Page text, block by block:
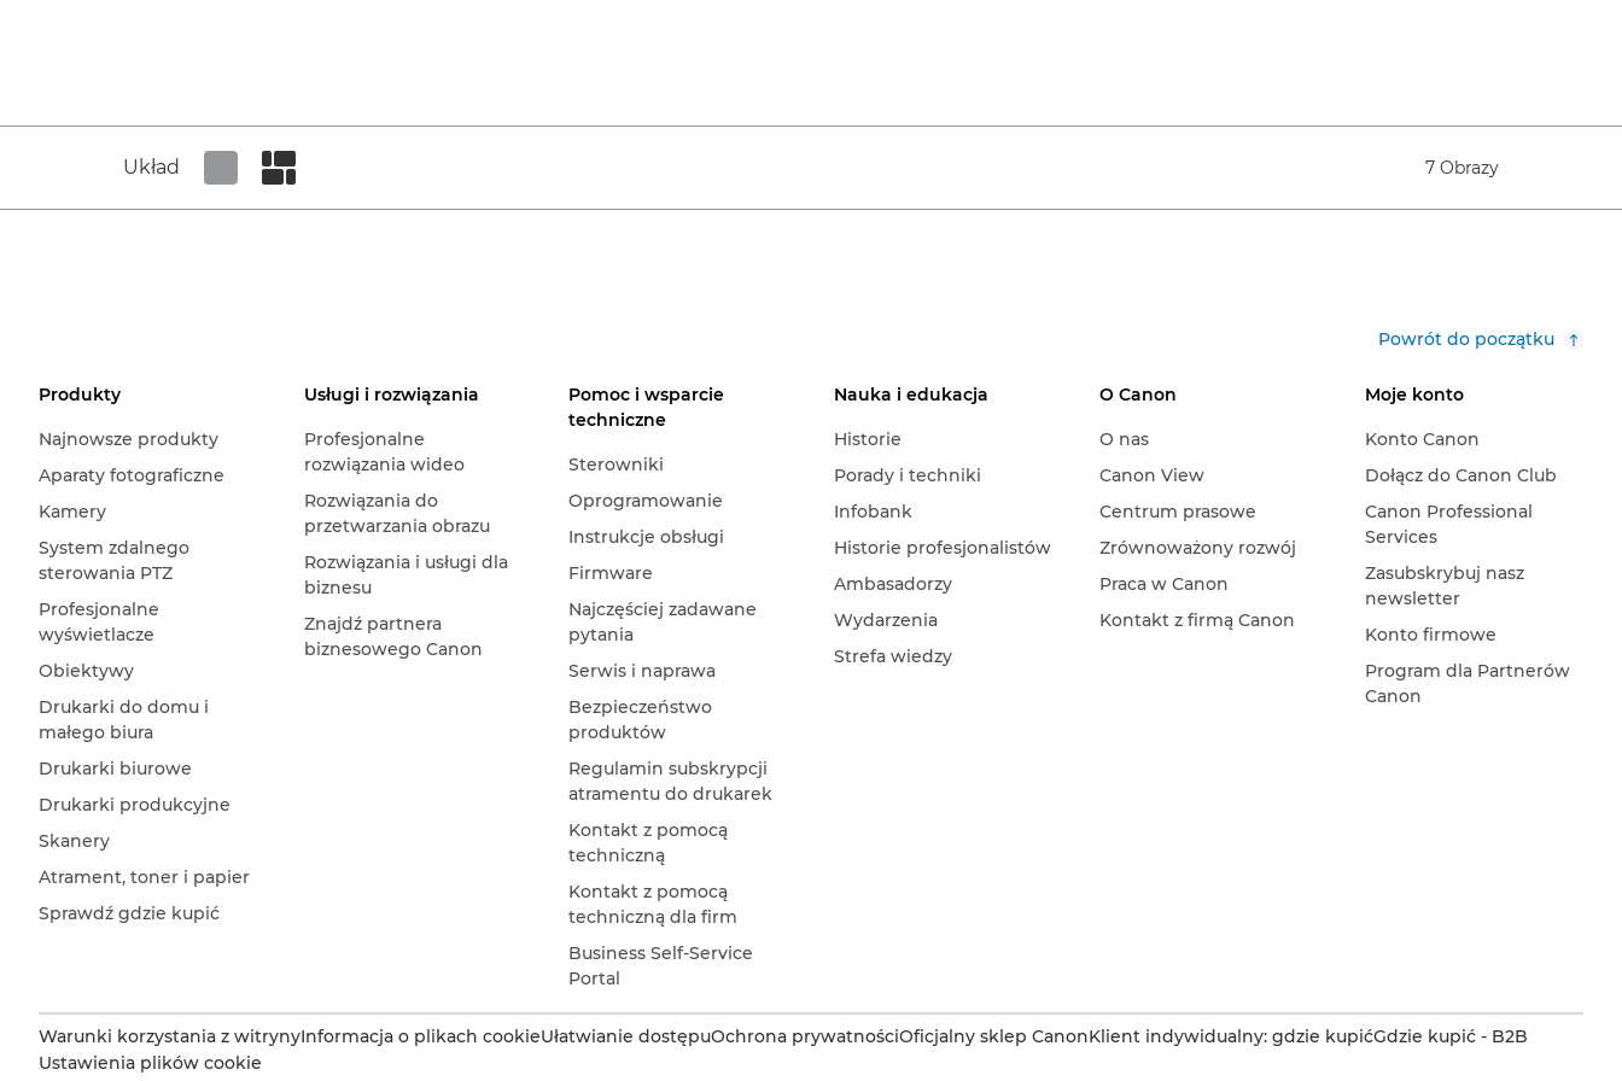
Układ 7 Obrazy
Powrót do początku
Produkty
Najnowsze produkty
Aparaty fotograficzne
Kamery
System zdalnego
sterowania PTZ
Profesjonalne
wyświetlacze
Obiektywy
Drukarki do domu i
małego biura
Drukarki biurowe
Drukarki produkcyjne
Skanery
Atrament, toner i papier
Sprawdź gdzie kupić
Usługi i rozwiązania
Profesjonalne
rozwiązania wideo
Rozwiązania do
przetwarzania obrazu
Rozwiązania i usługi dla
biznesu
Znajdź partnera
biznesowego Canon
Pomoc i wsparcie
techniczne
Sterowniki
Oprogramowanie
Instrukcje obsługi
Firmware
Najczęściej zadawane
pytania
Serwis i naprawa
Bezpieczeństwo
produktów
Regulamin subskrypcji
atramentu do drukarek
Kontakt z pomocą
techniczną
Kontakt z pomocą
techniczną dla firm
Business Self-Service
Portal
Nauka i edukacja
Historie
Porady i techniki
Infobank
Historie profesjonalistów
Ambasadorzy
Wydarzenia
Strefa wiedzy
O Canon
O nas
Canon View
Centrum prasowe
Zrównoważony rozwój
Praca w Canon
Kontakt z firmą Canon
Moje konto
Konto Canon
Dołącz do Canon Club
Canon Professional
Services
Zasubskrybuj nasz
newsletter
Konto firmowe
Program dla Partnerów
Canon
Warunki korzystania z witrynyInformacja o plikach cookieUłatwianie dostępuOchrona prywatnościOficjalny sklep CanonKlient indywidualny: gdzie kupićGdzie kupić - B2B
Ustawienia plików cookie